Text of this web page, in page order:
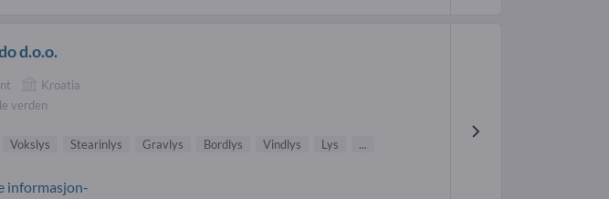
d.o.o.
Kroatia
verden
Vokslys Stearinlys Gravlys Bordlys Vindlys Lys ...
informasjon-